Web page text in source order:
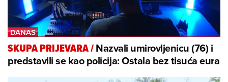
SKUPA PRIJEVARA/Nazvali umirovljenicu (76) i
predstavili se kao policija: Ostala bez tisuća eura